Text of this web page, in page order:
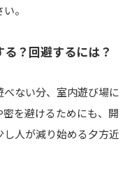
。
？回避するには？
ない分、室内遊び場に
を避けるためにも、開
人が減り始める夕方近